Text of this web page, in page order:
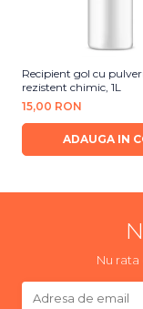
Recipient gol cu
rezistent chimic, 1L
15,00 RON
ADAUGA IN
Nu